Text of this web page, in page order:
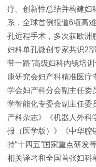
疗。创新性总结并构建妇
系，全球首例报道6项高
孔远程手术，多次获欧洲
妇科单孔微创专家共识2
带一路”高级妇科内镜培
康研究会妇产科精准医疗
学会妇产科分会副主任委
学智能化专委会副主任委
产科杂志》《机器人外科
报（医学版）》《中华腔
持“十四五”国家重点研发
相关译著和全国首张妇科